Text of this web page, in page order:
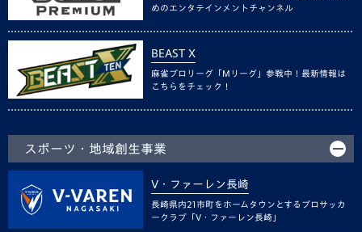
めのエンタテインメントチャンネル
BEAST X
麻雀プロリーグ「Mリーグ」参戦中！最新情報は
こちらをチェック！
スポーツ・地域創生事業
V・ファーレン長崎
長崎県内21市町をホームタウンとするプロサッカ
ークラブ「V・ファーレン長崎」